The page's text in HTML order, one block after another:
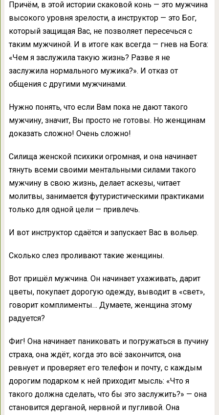
Причём, в этой истории скаковой конь — это мужчина
высокого уровня зрелости, а инструктор — это Бог,
который защищая Вас, не позволяет пересечься с
таким мужчиной. И в итоге как всегда — гнев на Бога:
«Чем я заслужила такую жизнь? Разве я не
заслужила нормального мужика?». И отказ от
общения с другими мужчинами.
Нужно понять, что если Вам пока не дают такого
мужчину, значит, Вы просто не готовы. Но женщинам
доказать сложно! Очень сложно!
Силища женской психики огромная, и она начинает
тянуть всеми своими ментальными силами такого
мужчину в свою жизнь, делает аскезы, читает
молитвы, занимается футуристическими практиками
только для одной цели — привлечь.
И вот инструктор сдаётся и запускает Вас в вольер.
Сколько слез проливают такие женщины.
Вот пришёл мужчина. Он начинает ухаживать, дарит
цветы, покупает дорогую одежду, выводит в «свет»,
говорит комплименты… Думаете, женщина этому
радуется?
Фиг! Она начинает паниковать и погружаться в пучину
страха, она ждёт, когда это всё закончится, она
ревнует и проверяет его телефон и почту, с каждым
дорогим подарком к ней приходит мысль: «Что я
такого должна сделать, что бы это заслужить?» — она
становится дерганой, нервной и пугливой. Она